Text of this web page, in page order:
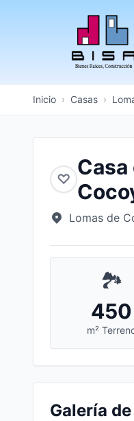
Inicio › Casas ›
♡ Casa
Lomas de
🏞️
450
m²
Galería